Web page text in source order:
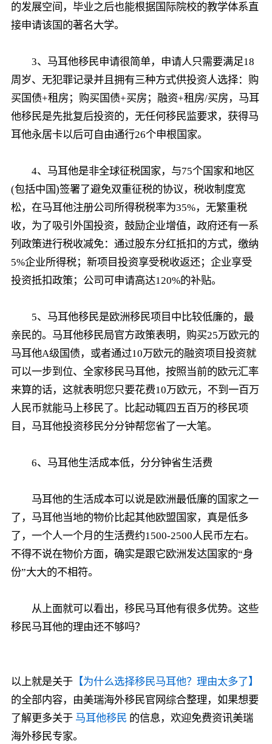
的发展空间，毕业之后也能根据国际院校的教学体系直
接申请该国的著名大学。
3、马耳他移民申请很简单，申请人只需要满足18
周岁、无犯罪记录并且拥有三种方式供投资人选择：购
买国债+租房；购买国债+买房；融资+租房/买房，马耳
他移民是先批复后投资的，无任何移民监要求，获得马
耳他永居卡以后可自由通行26个申根国家。
4、马耳他是非全球征税国家，与75个国家和地区
(包括中国)签署了避免双重征税的协议，税收制度宽
松，在马耳他注册公司所得税税率为35%，无繁重税
收，为了吸引外国投资，鼓励企业增值，政府还有一系
列政策进行税收减免：通过股东分红抵扣的方式，缴纳
5%企业所得税；新项目投资享受税收返还；企业享受
投资抵扣政策；公司可申请高达120%的补贴。
5、马耳他移民是欧洲移民项目中比较低廉的，最
亲民的。马耳他移民局官方政策表明，购买25万欧元的
马耳他A级国债，或者通过10万欧元的融资项目投资就
可以一步到位、全家移民马耳他，按照当前的欧元汇率
来算的话，这就表明您只要花费10万欧元，不到一百万
人民币就能马上移民了。比起动辄四五百万的移民项
目，马耳他投资移民分分钟帮您省了一大笔。
6、马耳他生活成本低，分分钟省生活费
马耳他的生活成本可以说是欧洲最低廉的国家之一
了，马耳他当地的物价比起其他欧盟国家，真是低多
了，一个人一个月的生活费约1500-2500人民币左右。
不得不说在物价方面，确实是跟它欧洲发达国家的“身
份”大大的不相符。
从上面就可以看出，移民马耳他有很多优势。这些
移民马耳他的理由还不够吗？
以上就是关于【为什么选择移民马耳他？理由太多了】
的全部内容，由美瑞海外移民官网综合整理，如果想要
了解更多关于 马耳他移民 的信息，欢迎免费资讯美瑞
海外移民专家。